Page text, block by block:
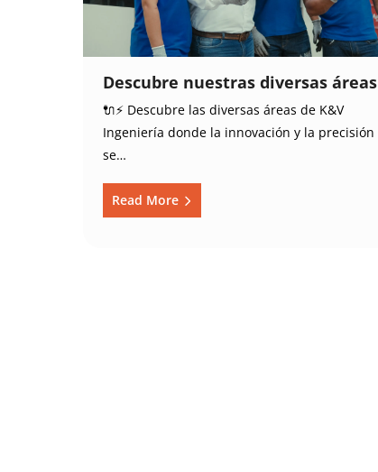
Descubre nuestras diversas áreas
🔌⚡ Descubre las diversas áreas de K&V
Ingeniería donde la innovación y la precisión
se…
Read More